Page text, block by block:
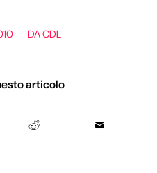
DACDL
articolo